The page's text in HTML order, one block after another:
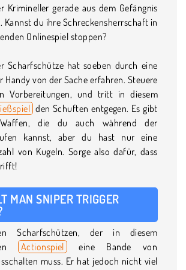
Krimineller gerade aus dem Gefängnis
Kannst du ihre Schreckensherrschaft in
Onlinespiel stoppen?
Scharfschütze hat soeben durch eine
Handy von der Sache erfahren. Steuere
Vorbereitungen, und tritt in diesem
den Schuften entgegen. Es gibt
die du auch während der
kannst, aber du hast nur eine
von Kugeln. Sorge also dafür, dass
MAN SNIPER TRIGGER
Scharfschützen, der in diesem
Actionspiel eine Bande von
muss. Er hat jedoch nicht viel